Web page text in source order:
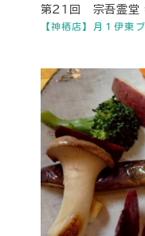
【神栖店】月１伊東
第２１回 宗吾霊